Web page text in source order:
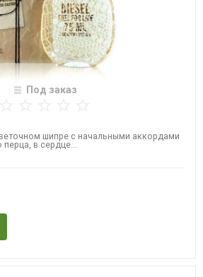
Под заказ
шипре с начальными аккордами
в сердце...